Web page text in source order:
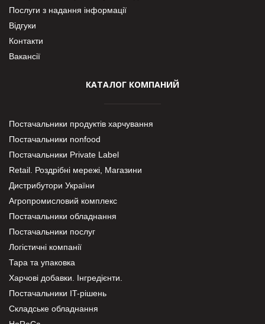
Послуги з надання інформації
Відгуки
Контакти
Вакансії
КАТАЛОГ КОМПАНИЙ
Постачальники продуктів харчування
Постачальники nonfood
Постачальники Private Label
Retail. Роздрібні мережі, Магазини
Дистрибутори України
Агропромисловий комплекс
Постачальники обладнання
Постачальники послуг
Логістичні компанії
Тара та упаковка
Харчові добавки. Інгредієнти.
Постачальники IT-рішень
Складське обладнання